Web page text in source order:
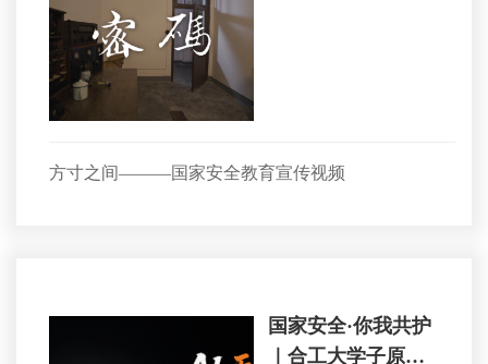
方寸之间———国家安全教育宣传视频
国家安全·你我共护
｜合工大学子原创